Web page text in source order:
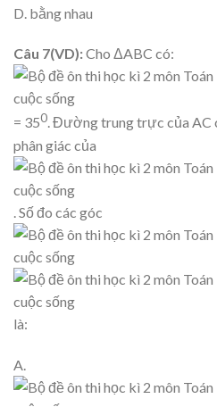
D. bằng nhau
Câu 7(VD):Cho ΔABC có:
= 350. Đường trung trực của AC
phân giác của
. Số đo các góc
là:
A.